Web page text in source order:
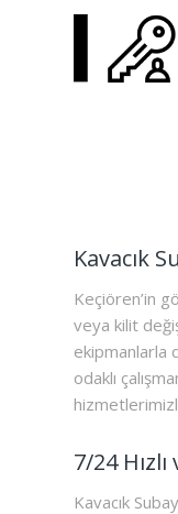
Kavacık
Keçiören’in
veya kilit
ekipmanlarla
odaklı
7/24
Kavacık